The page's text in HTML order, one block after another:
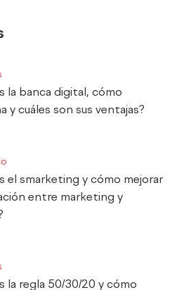
la banca digital, cómo
y cuáles son sus ventajas?
el smarketing y cómo mejorar
entre marketing y
la regla 50/30/20 y cómo